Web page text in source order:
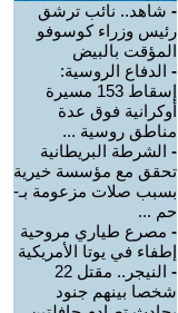
- شاهد.. نائب ترشق
رئيس وزراء كوسوفو
المؤقت بالبيض
- الدفاع الروسية:
إسقاط 153 مسيرة
أوكرانية فوق عدة
مناطق روسية ...
- الشرطة البريطانية
تحقق مع مؤسسة خيرية
بسبب صلات مزعومة بـ-
حم ...
- مصرع طياري مروحية
إطفاء في يوتا الأمريكية
-
النيجر.. مقتل 22
شخصا بينهم جنود